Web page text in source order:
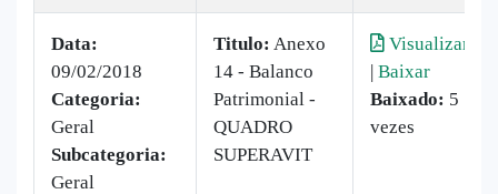
Data:
09/02/2018
Categoria:
Geral
Subcategoria:
Geral
Titulo: Anexo
14 - Balanco
Patrimonial -
QUADRO
SUPERAVIT
Visualizar
| Baixar
Baixado: 5
vezes